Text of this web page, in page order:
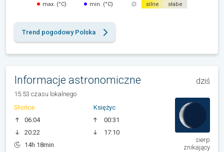
max. (°C) min. (°C) silne słabe
Trend pogodowy Polska
Informacje astronomiczne dziś
15:53 czasu lokalnego
Słońce
06:04
20:22
14h 18min
Księżyc
00:31
17:10
sierp
znikający